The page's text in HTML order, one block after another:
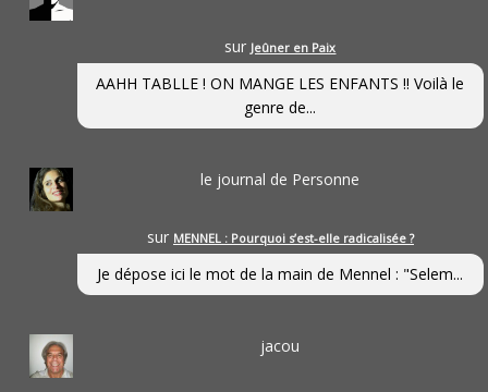
sur Jeûner en Paix
AAHH TABLLE ! ON MANGE LES ENFANTS !! Voilà le
genre de...
le journal de Personne
sur MENNEL : Pourquoi s’est-elle radicalisée ?
Je dépose ici le mot de la main de Mennel : "Selem...
jacou